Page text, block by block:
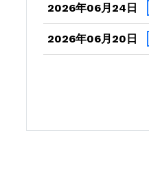
2026年06月24日
2026年06月20日